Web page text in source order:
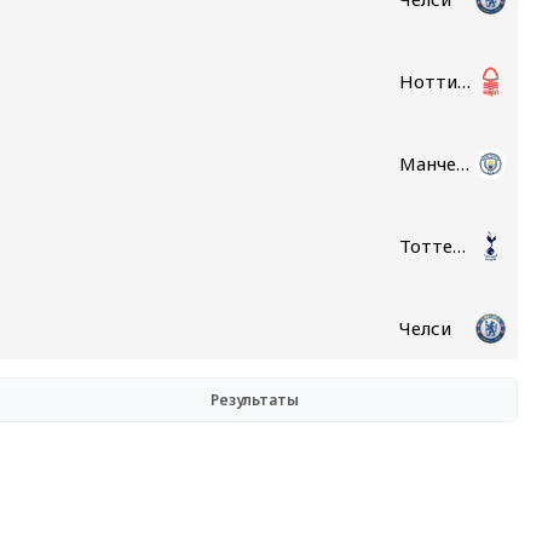
Ноттингем Форест
Манчестер Сити
Тоттенхэм
Челси
Результаты